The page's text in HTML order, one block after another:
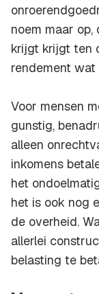
noem maar
krijgt krijgt ten
rendement wat
Voor mensen
gunstig,
alleen
inkomens
het
het is ook nog
de overheid.
allerlei
belasting te